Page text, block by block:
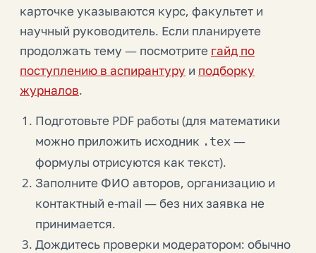
карточке указываются курс, факультет и
научный руководитель. Если планируете
продолжать тему — посмотрите гайд по
поступлению в аспирантуру и подборку
журналов.
Подготовьте PDF работы (для математики
можно приложить исходник .tex —
формулы отрисуются как текст).
Заполните ФИО авторов, организацию и
контактный e-mail — без них заявка не
принимается.
Дождитесь проверки модератором: обычно